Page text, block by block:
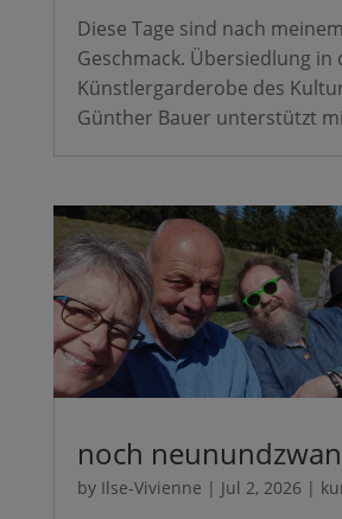
Diese Tage sind nach meinem
Geschmack. Übersiedlung in
Künstlergarderobe des
Günther Bauer unterstützt
noch
by Ilse-Vivienne | Jul 2, 2026 |